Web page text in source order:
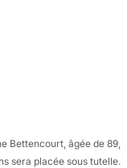
Bettencourt, âgée de 89,
sera placée sous tutelle.